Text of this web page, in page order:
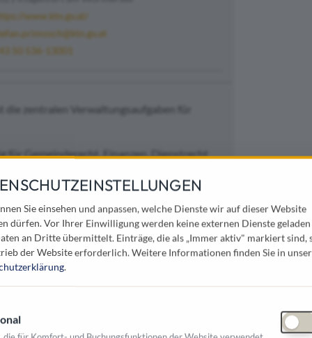
www.ktn.gv.at/
50 536-13001
zentralen Verwaltungsaufgaben für
für Gemeinderecht, Finanzen, Dienstrecht
und Schulgemeindeverbände
in Raumordnung, Gemeindeplanung,
Gemeindestraßen sowie Wegen im Bergland,
für Feuerwehrwesen, Zivilschutz,
bei Landesverteidigung
Verwaltung des Kärntner Regionalfonds
Sie einsehen und anpassen, welche Dienste wir auf dieser Website
dürfen. Vor Ihrer Einwilligung werden keine externen Dienste
an Dritte übermittelt. Einträge, die als „Immer aktiv" markiert sind,
der Website erforderlich. Weitere Informationen finden Sie in
.